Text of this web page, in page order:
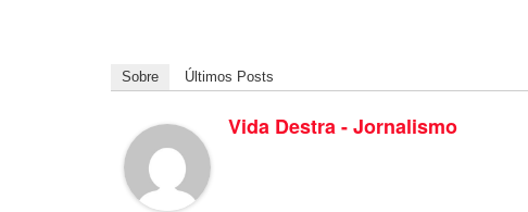
Sobre Últimos Posts
Vida Destra - Jornalismo